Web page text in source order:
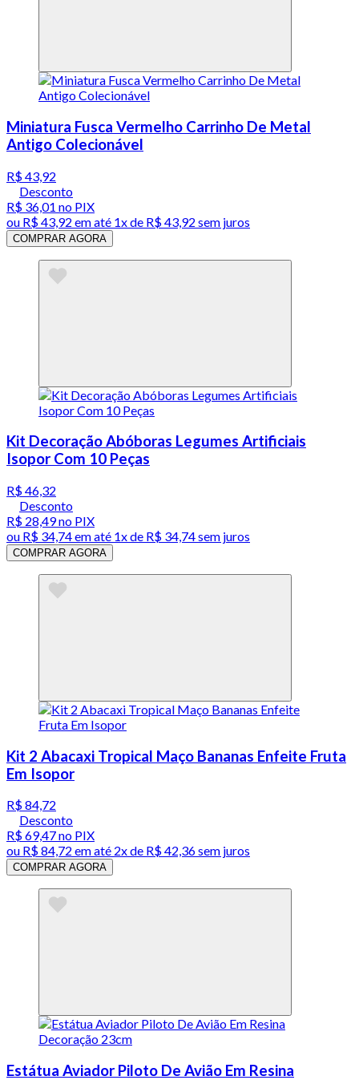
Miniatura Fusca Vermelho Carrinho De Metal
Antigo Colecionável
R$ 43,92
Desconto
R$ 36,01 no PIX
ou R$ 43,92 em até 1x de R$ 43,92 sem juros
COMPRAR AGORA
Kit Decoração Abóboras Legumes Artificiais
Isopor Com 10 Peças
R$ 46,32
Desconto
R$ 28,49no PIX
ou R$ 34,74em até 1x de R$ 34,74sem juros
COMPRAR AGORA
Kit 2 Abacaxi Tropical Maço Bananas Enfeite Fruta
Em Isopor
R$ 84,72
Desconto
R$ 69,47no PIX
ou R$ 84,72 em até 2x de R$ 42,36 sem juros
COMPRAR AGORA
Estátua Aviador Piloto De Avião Em Resina